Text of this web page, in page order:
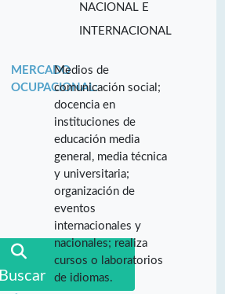
Buscar
NACIONAL E
INTERNACIONAL
MERCADO
OCUPACIONAL:
Medios de
comunicación social;
docencia en
instituciones de
educación media
general, media técnica
y universitaria;
organización de
eventos
internacionales y
nacionales; realiza
cursos o laboratorios
de idiomas.